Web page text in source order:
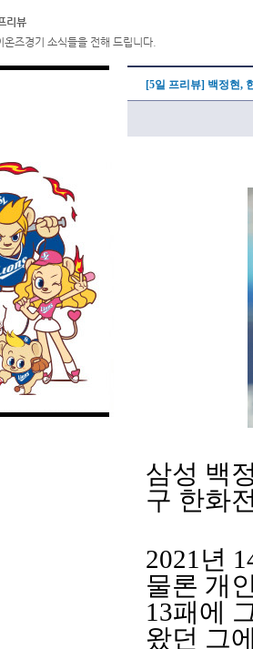
리뷰
온즈경기 소식들을 전해 드립니다.
[5일 프리뷰] 백정현,
삼성 백
구 한화
2021년
물론 개
13패에
왔던 그